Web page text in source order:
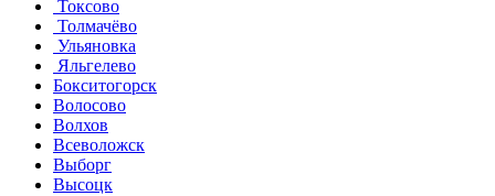
Токсово
Толмачёво
Ульяновка
Яльгелево
Бокситогорск
Волосово
Волхов
Всеволожск
Выборг
Высоцк